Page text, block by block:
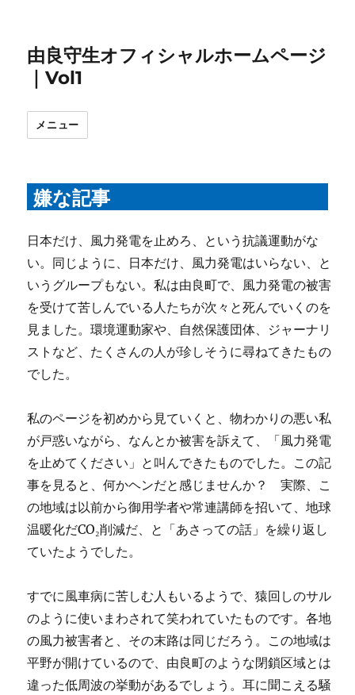
由良守生オフィシャルホームページ
｜Vol1
メニュー
嫌な記事
日本だけ、風力発電を止めろ、という抗議運動がな
い。同じように、日本だけ、風力発電はいらない、と
いうグループもない。私は由良町で、風力発電の被害
を受けて苦しんでいる人たちが次々と死んでいくのを
見ました。環境運動家や、自然保護団体、ジャーナリ
ストなど、たくさんの人が珍しそうに尋ねてきたもの
でした。
私のページを初めから見ていくと、物わかりの悪い私
が戸惑いながら、なんとか被害を訴えて、「風力発電
を止めてください」と叫んできたものでした。この記
事を見ると、何かヘンだと感じませんか？ 実際、こ
の地域は以前から御用学者や常連講師を招いて、地球
温暖化だCO₂削減だ、と「あさっての話」を繰り返し
ていたようでした。
すでに風車病に苦しむ人もいるようで、猿回しのサル
のように使いまわされて笑われていたものです。各地
の風力被害者と、その末路は同じだろう。この地域は
平野が開けているので、由良町のような閉鎖区域とは
違った低周波の挙動があるでしょう。耳に聞こえる騒